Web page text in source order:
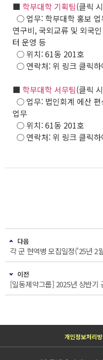
■ 학부대학 기획팀(클릭
○ 업무: 학부대학 홍보
연구비, 국외교류 및 외국
터 운영 등
○ 위치: 61동 201호
○ 연락처: 위 링크 클릭하
■ 학부대학 서무팀(클릭
○ 업무: 법인회계 에산 편
업무
○ 위치: 61동 201호
○ 연락처: 위 링크 클릭하
다음
각 군 현역병 모집일정('25년 2
이전
[일동제약그룹] 2025년 상반기
개인정보처리